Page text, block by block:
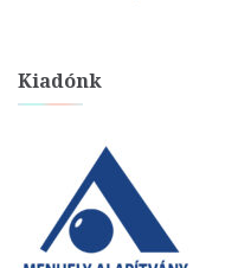
Kiadónk